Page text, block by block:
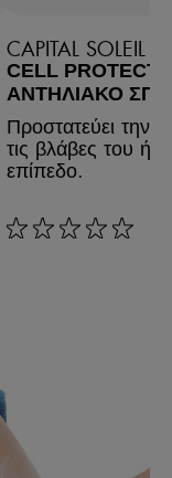
CAPITAL SOLEIL
CELL PROTECT
ΑΝΤΗΛΙΑΚΌ
Προστατεύει την
τις βλάβες του
επίπεδο.
rating: 0 out of 5